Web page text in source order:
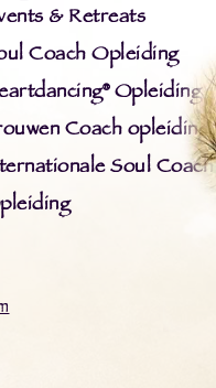
& Retreats
Coach Opleiding
Opleiding
Coach opleiding
Soul Coach